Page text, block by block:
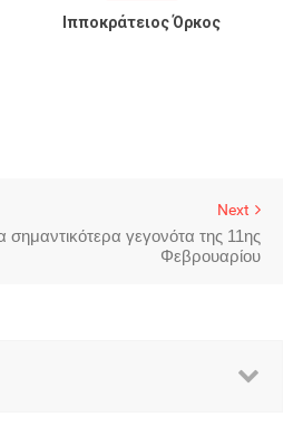
Ιπποκράτειος Όρκος
Next
γεγονότα της 11ης
Φεβρουαρίου